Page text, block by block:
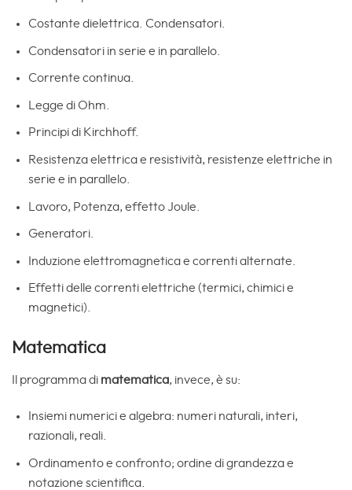
Costante dielettrica. Condensatori.
Condensatori in serie e in parallelo.
Corrente continua.
Legge di Ohm.
Principi di Kirchhoff.
Resistenza elettrica e resistività, resistenze elettriche in
serie e in parallelo.
Lavoro, Potenza, effetto Joule.
Generatori.
Induzione elettromagnetica e correnti alternate.
Effetti delle correnti elettriche (termici, chimici e
magnetici).
Matematica
Il programma di matematica, invece, è su:
Insiemi numerici e algebra: numeri naturali, interi,
razionali, reali.
Ordinamento e confronto; ordine di grandezza e
notazione scientifica.